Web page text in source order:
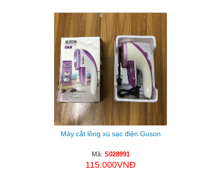
Máy cắt lông xù sạc điện Guson
Mã: S028991
115.000VNĐ